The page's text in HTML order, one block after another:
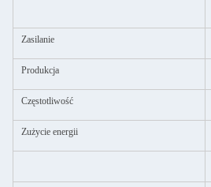
Zasilanie
Produkcja
Częstotliwość
Zużycie energii